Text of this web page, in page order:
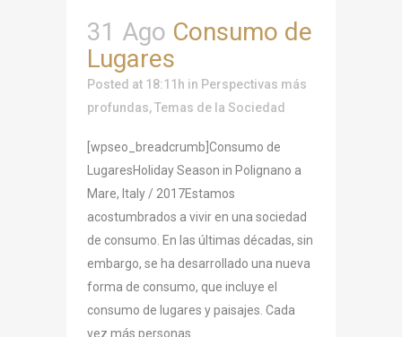
31 Ago Consumo de
Lugares
Posted at 18:11h in Perspectivas más
profundas,Temas de la Sociedad
[wpseo_breadcrumb]Consumo de
LugaresHoliday Season in Polignano a
Mare, Italy / 2017Estamos
acostumbrados a vivir en una sociedad
de consumo. En las últimas décadas, sin
embargo, se ha desarrollado una nueva
forma de consumo, que incluye el
consumo de lugares y paisajes. Cada
vez más personas...